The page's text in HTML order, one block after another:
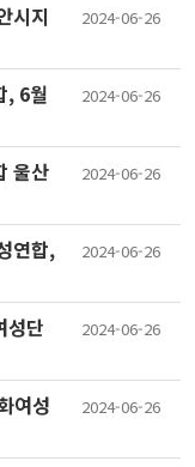
시지
2024-06-26
, 6월
2024-06-26
울산
2024-06-26
연합,
2024-06-26
성단
2024-06-26
여성
2024-06-26